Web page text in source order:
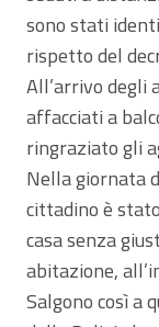
sono stati
rispetto del
All’arrivo degli
affacciati a
ringraziato gli
Nella giornata
cittadino è
casa senza
abitazione,
Salgono così a